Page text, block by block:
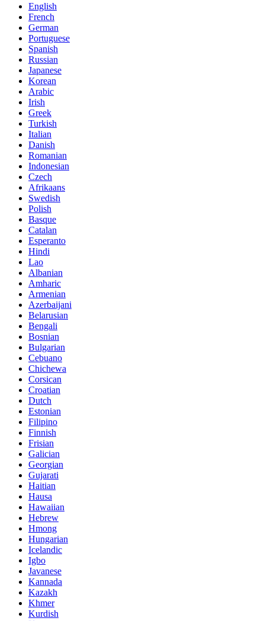
English
French
German
Portuguese
Spanish
Russian
Japanese
Korean
Arabic
Irish
Greek
Turkish
Italian
Danish
Romanian
Indonesian
Czech
Afrikaans
Swedish
Polish
Basque
Catalan
Esperanto
Hindi
Lao
Albanian
Amharic
Armenian
Azerbaijani
Belarusian
Bengali
Bosnian
Bulgarian
Cebuano
Chichewa
Corsican
Croatian
Dutch
Estonian
Filipino
Finnish
Frisian
Galician
Georgian
Gujarati
Haitian
Hausa
Hawaiian
Hebrew
Hmong
Hungarian
Icelandic
Igbo
Javanese
Kannada
Kazakh
Khmer
Kurdish